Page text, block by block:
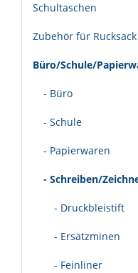
Schultaschen
Zubehör für
Büro/Schule/
- Büro
- Schule
- Papierwaren
- Schreiben/
- Druckbleistift
- Ersatzminen
- Feinliner